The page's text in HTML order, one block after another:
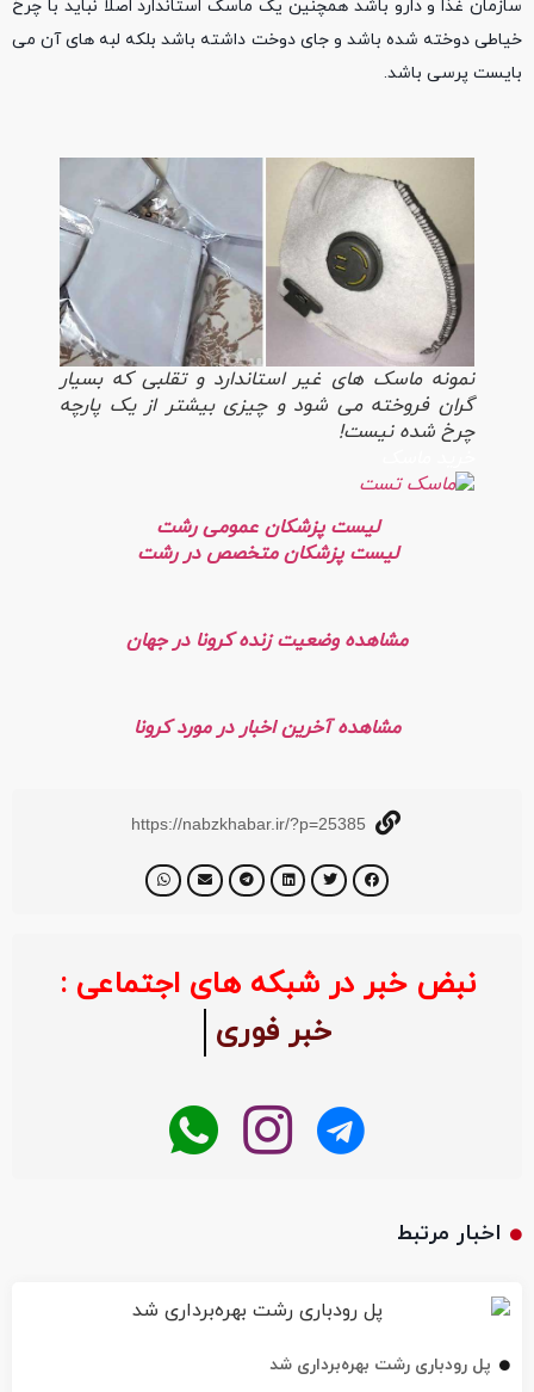
سازمان غذا و دارو باشد همچنین یک ماسک استاندارد اصلا نباید با چرخ
خیاطی دوخته شده باشد و جای دوخت داشته باشد بلکه لبه های آن می
بایست پرسی باشد.
نمونه ماسک های غیر استاندارد و تقلبی که بسیار
گران فروخته می شود و چیزی بیشتر از یک پارچه
چرخ شده نیست!
لیست پزشکان عمومی رشت
لیست پزشکان متخصص در رشت
مشاهده وضعیت زنده کرونا در جهان
مشاهده آخرین اخبار در مورد کرونا
https://nabzkhabar.ir/?p=25385
نبض خبر در شبکه های اجتماعی :
خبر فوری
اخبار مرتبط
پل رودباری رشت بهره‌برداری شد